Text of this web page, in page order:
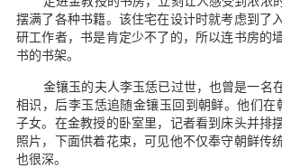
摆满了各种书籍。该住宅在设计时就考虑到了
研工作者，书是肯定少不了的，所以连书房的
书的书架。
金镶玉的夫人李玉恁已过世，也曾是一名
相识，后李玉恁追随金镶玉回到朝鲜。他们在
子女。在金教授的卧室里，记者看到床头并排
照片，下面供着花束，可见他不仅奉守朝鲜传
也很深。